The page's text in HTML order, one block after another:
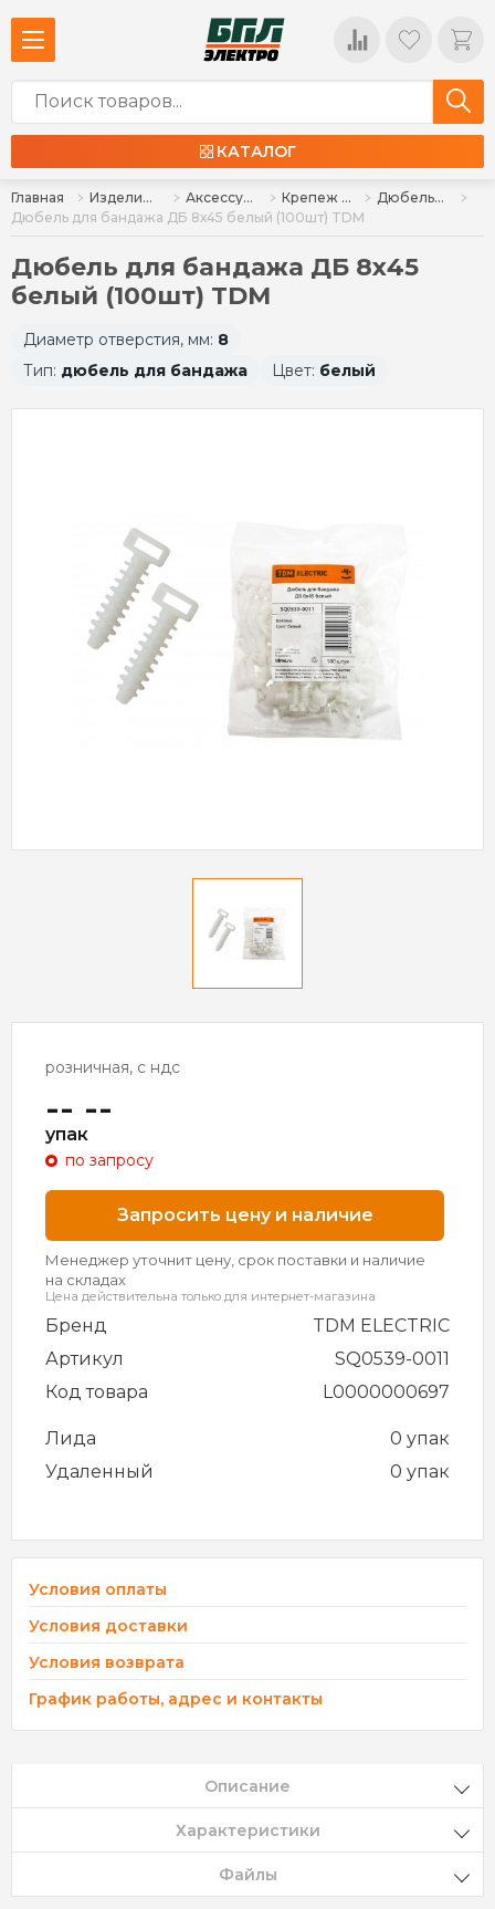
КАТАЛОГ
Главная Изделия для монтажа Аксессуары для монтажа Крепеж для монтажа кабеля
Дюбель для бандажа
Дюбель для бандажа ДБ 8х45 белый (100шт) TDM
Дюбель для бандажа ДБ 8х45
белый (100шт) TDM
Диаметр отверстия, мм: 8
Тип: дюбель для бандажа Цвет: белый
розничная, с ндс
-- --
упак
по запросу
Запросить цену и наличие
Менеджер уточнит цену, срок поставки и наличие
на складах
Цена действительна только для интернет-магазина
Бренд
TDM ELECTRIC
Артикул
SQ0539-0011
Код товара
L0000000697
Лида
0 упак
Удаленный
0 упак
Условия оплаты
Условия доставки
Условия возврата
График работы, адрес и контакты
Описание
Характеристики
Файлы